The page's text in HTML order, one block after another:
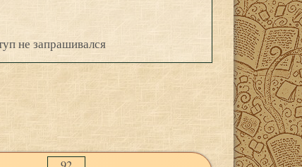
не запрашивался